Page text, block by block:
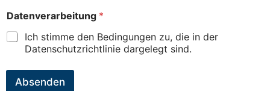
Datenverarbeitung *
Ich stimme den Bedingungen zu, die in der
Datenschutzrichtlinie dargelegt sind.
Absenden